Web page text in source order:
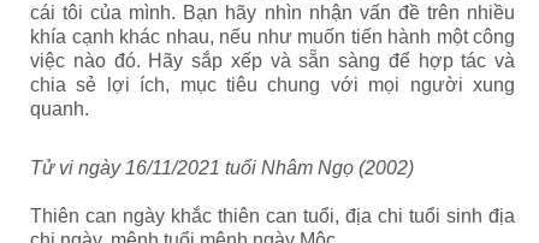
cái tôi của mình. Bạn hãy nhìn nhận vấn đề trên nhiều
khía cạnh khác nhau, nếu như muốn tiến hành một công
việc nào đó. Hãy sắp xếp và sẵn sàng để hợp tác và
chia sẻ lợi ích, mục tiêu chung với mọi người xung
quanh.
Tử vi ngày 16/11/2021 tuổi Nhâm Ngọ (2002)
Thiên can ngày khắc thiên can tuổi, địa chi tuổi sinh địa